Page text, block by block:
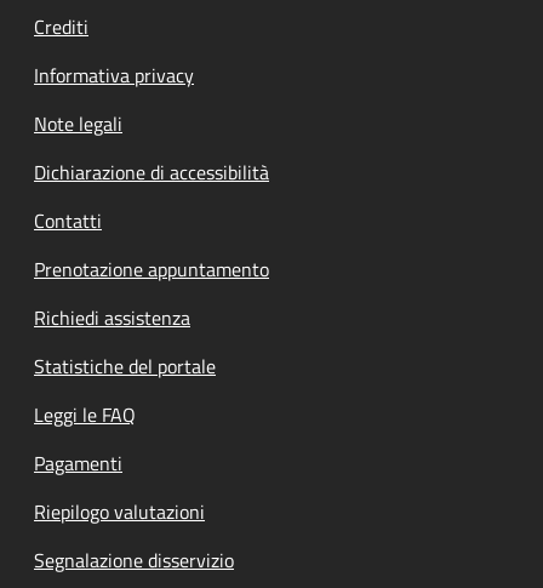
Crediti
Informativa privacy
Note legali
Dichiarazione di accessibilità
Contatti
Prenotazione appuntamento
Richiedi assistenza
Statistiche del portale
Leggi le FAQ
Pagamenti
Riepilogo valutazioni
Segnalazione disservizio